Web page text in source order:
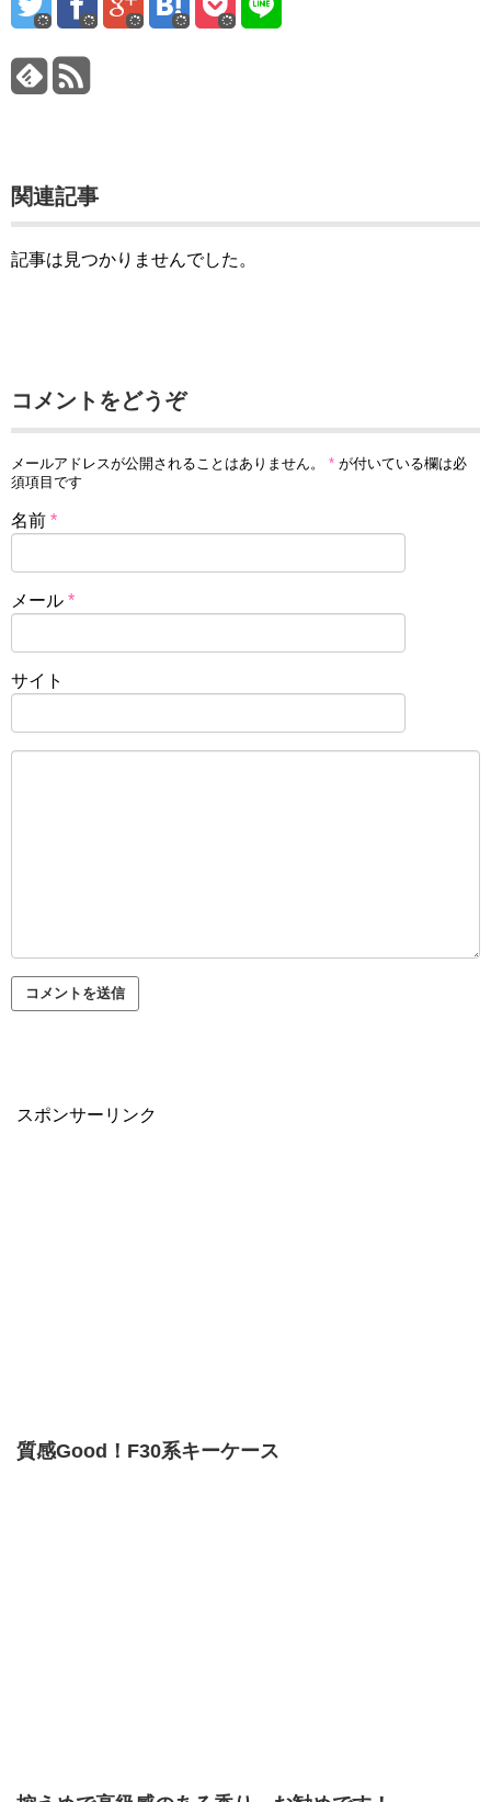
関連記事
記事は見つかりませんでした。
コメントをどうぞ
メールアドレスが公開されることはありません。 * が付いている欄は必
須項目です
名前 *
メール *
サイト
スポンサーリンク
質感Good！F30系キーケース